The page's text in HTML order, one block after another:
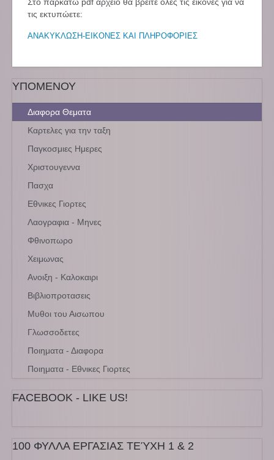
Στο παρκάτω pdf αρχείο θα βρείτε όλες τις εικόνες για να
τις εκτυπώετε:
ΑΝΑΚΥΚΛΩΣΗ-ΕΙΚΟΝΕΣ ΚΑΙ ΠΛΗΡΟΦΟΡΙΕΣ
ΥΠΟΜΕΝΟΥ
Διαφορα Θεματα
Καρτελες για την ταξη
Παγκοσμιες Ημερες
Χριστουγεννα
Πασχα
Εθνικες Γιορτες
Λαογραφια - Μηνες
Φθινοπωρο
Χειμωνας
Ανοιξη - Καλοκαιρι
Βιβλιοπροτασεις
Μυθοι του Αισωπου
Γλωσσοδετες
Ποιηματα - Διαφορα
Ποιηματα - Εθνικες Γιορτες
FACEBOOK - LIKE US!
100 ΦΥΛΛΑ ΕΡΓΑΣΙΑΣ ΤΕΎΧΗ 1 & 2